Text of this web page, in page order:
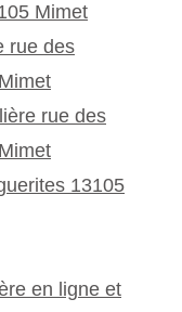
Mimet
rue des
rue des
13105
en ligne et